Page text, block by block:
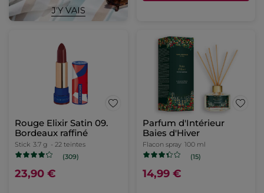
Rouge Elixir Satin 09.
Bordeaux raffiné
Stick 3.7 g - 22 teintes
(309)
23,90 €
Parfum d'Intérieur
Baies d'Hiver
Flacon spray 100 ml
(15)
14,99 €